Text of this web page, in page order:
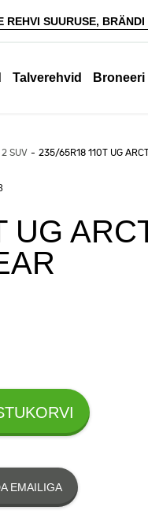
Talverehvid Broneeri
2 SUV 235/65R18 110T UG
UG
EMAILIGA